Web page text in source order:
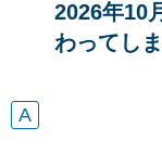
2026年10
わってし